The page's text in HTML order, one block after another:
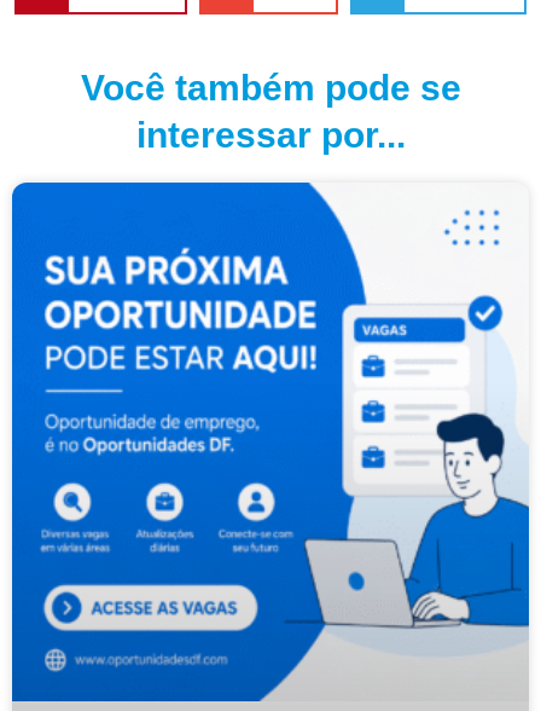
Você também pode se
interessar por...